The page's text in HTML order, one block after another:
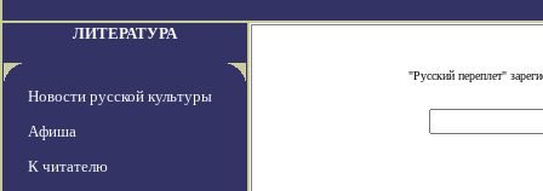
ЛИТЕРАТУРА
Новости русской культуры
Афиша
К читателю
"Русский переплет"